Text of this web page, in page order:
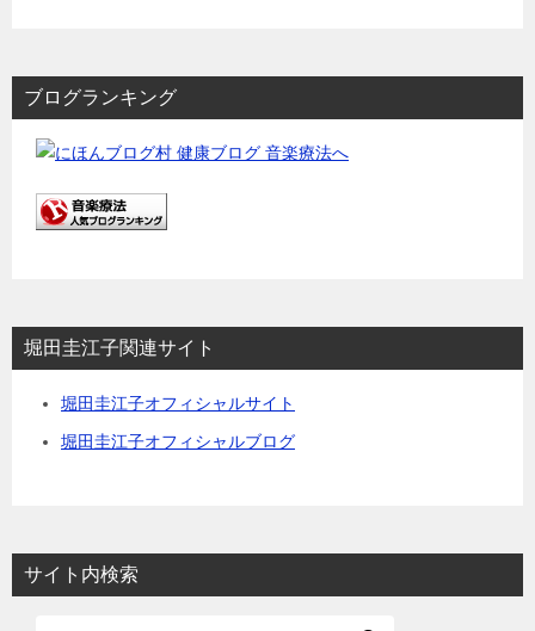
ブログランキング
堀田圭江子関連サイト
堀田圭江子オフィシャルサイト
堀田圭江子オフィシャルブログ
サイト内検索